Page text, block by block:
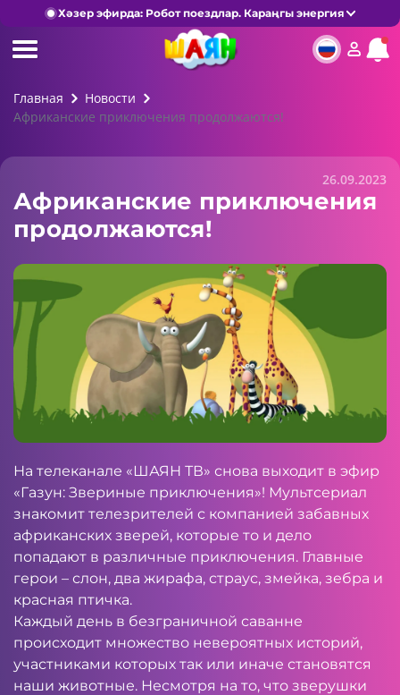
Хәзер эфирда: Робот поездлар. Караңгы энергия
Главная
Новости
Африканские приключения продолжаются!
26.09.2023
Африканские приключения
продолжаются!
На телеканале «ШАЯН ТВ» снова выходит в эфир
«Газун: Звериные приключения»! Мультсериал
знакомит телезрителей с компанией забавных
африканских зверей, которые то и дело
попадают в различные приключения. Главные
герои – слон, два жирафа, страус, змейка, зебра и
красная птичка.
Каждый день в безграничной саванне
происходит множество невероятных историй,
участниками которых так или иначе становятся
наши животные. Несмотря на то, что зверушки